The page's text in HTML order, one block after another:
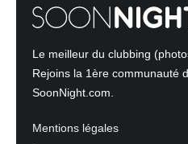
Le meilleur du clubbing
Rejoins la 1ère communauté
SoonNight.com.
Mentions légales